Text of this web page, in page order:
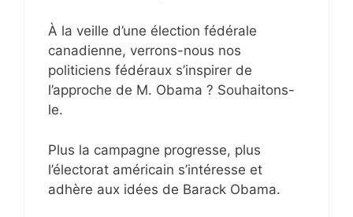
À la veille d’une élection fédérale
canadienne, verrons-nous nos
politiciens fédéraux s’inspirer de
l’approche de M. Obama ? Souhaitons-
le.
Plus la campagne progresse, plus
l’électorat américain s’intéresse et
adhère aux idées de Barack Obama.